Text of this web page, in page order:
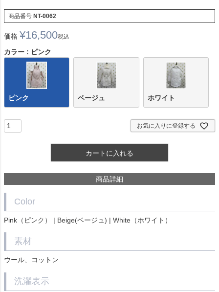
商品番号 NT-0062
価格 ¥16,500税込
カラー ピンク
ピンク ベージュ ホワイト
お気に入りに登録する
カートに入れる
商品詳細
Color
Pink（ピンク） | Beige(ベージュ) | White（ホワイト）
素材
ウール、コットン
洗濯表示